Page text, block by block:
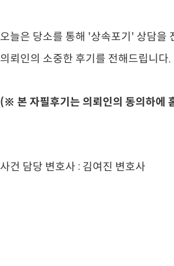
오늘은 당소를 통해 '상속포기' 상담을
의뢰인의 소중한 후기를 전해드립니다.
(※ 본 자필후기는 의뢰인의 동의하에
사건 담당 변호사 : 김여진 변호사